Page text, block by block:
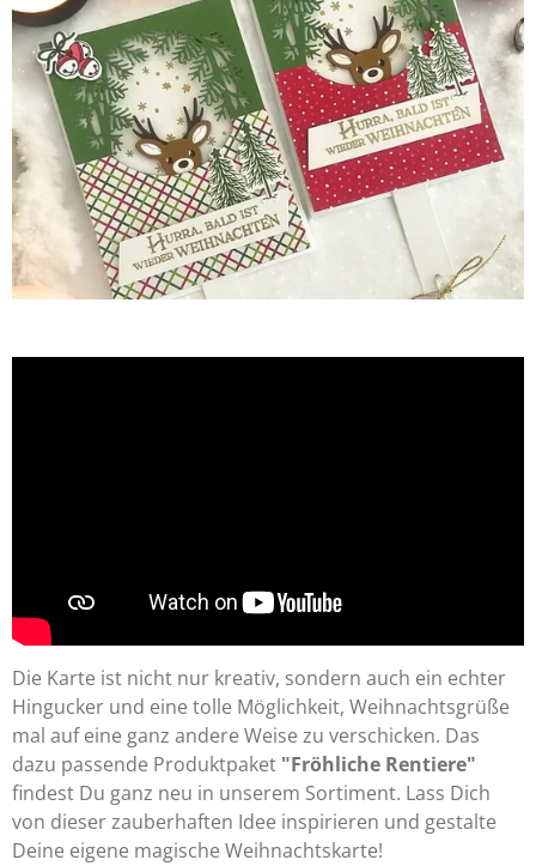
Die Karte ist nicht nur kreativ, sondern auch ein echter
Hingucker und eine tolle Möglichkeit, Weihnachtsgrüße
mal auf eine ganz andere Weise zu verschicken. Das
dazu passende Produktpaket "Fröhliche Rentiere"
findest Du ganz neu in unserem Sortiment. Lass Dich
von dieser zauberhaften Idee inspirieren und gestalte
Deine eigene magische Weihnachtskarte!